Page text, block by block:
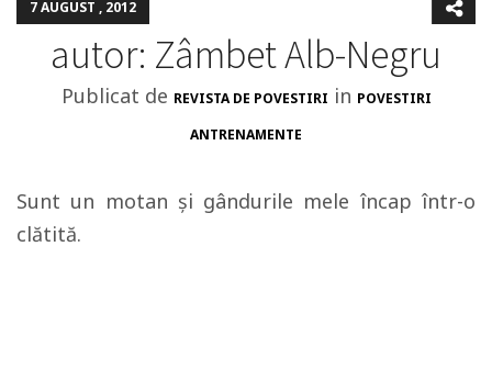
7 AUGUST , 2012
autor: Zâmbet Alb-Negru
Publicat de REVISTA DE POVESTIRI in POVESTIRI
ANTRENAMENTE
Sunt un motan şi gândurile mele încap într-o
clătită.